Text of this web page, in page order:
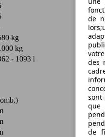
kg
kg
- 1093 l
de
des
sont
que
de